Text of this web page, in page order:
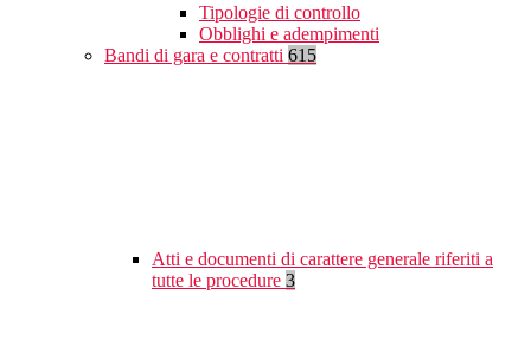
Tipologie di controllo
Obblighi e adempimenti
Bandi di gara e contratti 615
Atti e documenti di carattere generale riferiti a
tutte le procedure 3